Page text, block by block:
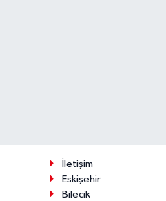
İletişim
Eskişehir
Bilecik